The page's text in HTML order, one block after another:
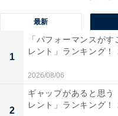
最新
1
「パフォーマンスが
レント」ランキング！
2026/08/06
2
ギャップがあると思う
レント」ランキング！